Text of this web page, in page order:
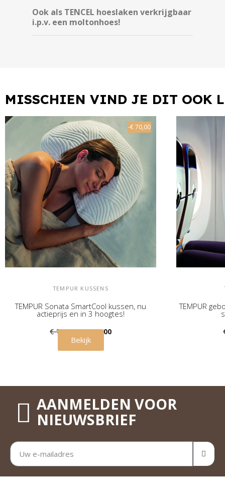
Ook als TENCEL hoeslaken verkrijgbaar
i.p.v. een moltonhoes!
MISSCHIEN VIND JE DIT OOK
-€ 70,00
TEMPUR KUSSENS
TEMPUR Sonata SmartCool kussen, nu
actieprijs en in 3 hoogtes!
€ 189,00 € 119,00
Bekijk
TEMPUR
AANMELDEN VOOR
NIEUWSBRIEF